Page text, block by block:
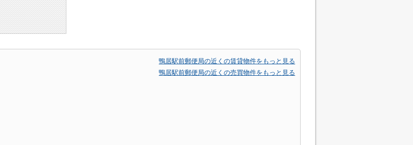
鴨居駅前郵便局の近くの賃貸物件をもっと見る
鴨居駅前郵便局の近くの売買物件をもっと見る